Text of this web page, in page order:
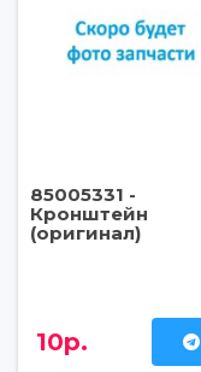
85005331 -
Кронштейн
(оригинал)
10р.